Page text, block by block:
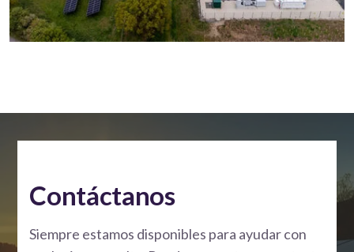
Contáctanos
Siempre estamos disponibles para ayudar con